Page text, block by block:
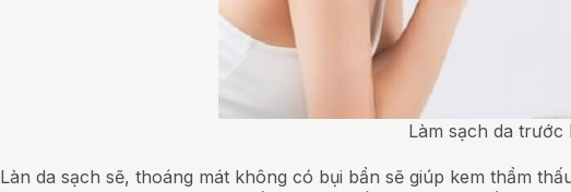
Làm sạch da trước
Làn da sạch sẽ, thoáng mát không có bụi bẩn sẽ giúp kem thẩm